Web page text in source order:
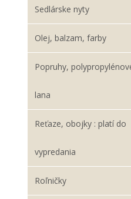
Sedlárske nyty
Olej, balzam, farby
Popruhy,
lana
Reťaze, obojky : platí do
vypredania
Roľničky